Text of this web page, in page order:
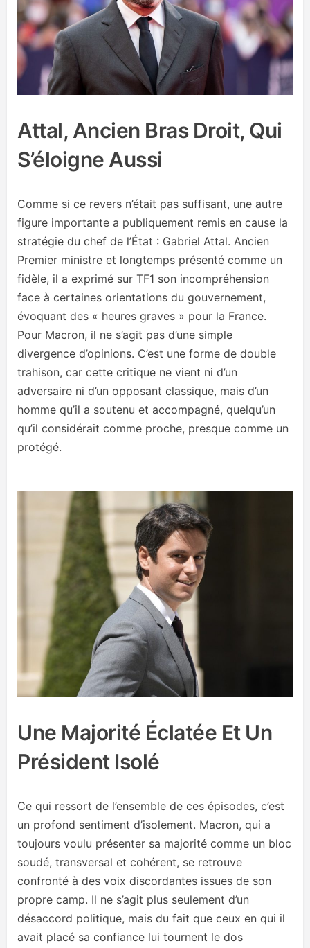
Attal, Ancien Bras Droit, Qui
S’éloigne Aussi
Comme si ce revers n’était pas suffisant, une autre
figure importante a publiquement remis en cause la
stratégie du chef de l’État : Gabriel Attal. Ancien
Premier ministre et longtemps présenté comme un
fidèle, il a exprimé sur TF1 son incompréhension
face à certaines orientations du gouvernement,
évoquant des « heures graves » pour la France.
Pour Macron, il ne s’agit pas d’une simple
divergence d’opinions. C’est une forme de double
trahison, car cette critique ne vient ni d’un
adversaire ni d’un opposant classique, mais d’un
homme qu’il a soutenu et accompagné, quelqu’un
qu’il considérait comme proche, presque comme un
protégé.
Une Majorité Éclatée Et Un
Président Isolé
Ce qui ressort de l’ensemble de ces épisodes, c’est
un profond sentiment d’isolement. Macron, qui a
toujours voulu présenter sa majorité comme un bloc
soudé, transversal et cohérent, se retrouve
confronté à des voix discordantes issues de son
propre camp. Il ne s’agit plus seulement d’un
désaccord politique, mais du fait que ceux en qui il
avait placé sa confiance lui tournent le dos